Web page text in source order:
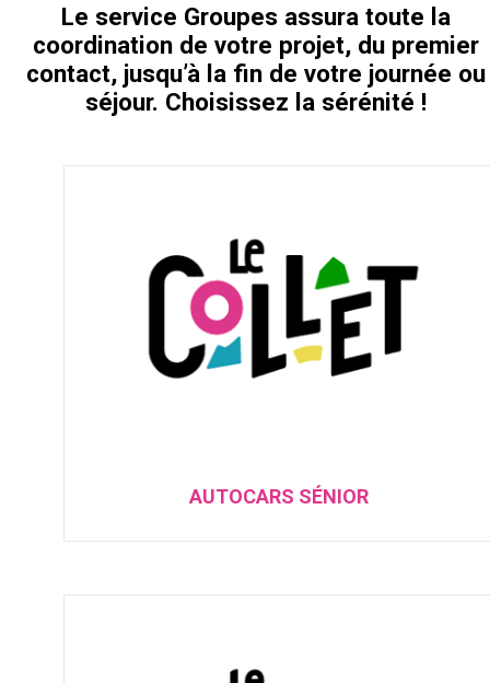
Le service Groupes assura toute la
coordination de votre projet, du premier
contact, jusqu’à la fin de votre journée ou
séjour. Choisissez la sérénité !
AUTOCARS SÉNIOR